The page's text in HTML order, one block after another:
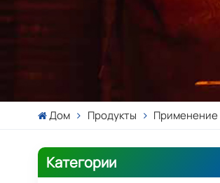
Дом Продукты Применение
Категории